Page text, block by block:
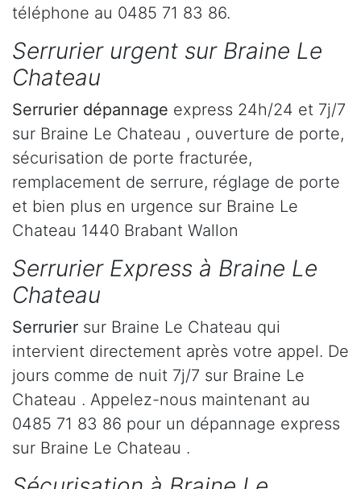
téléphone au 0485 71 83 86.
Serrurier urgent sur Braine Le
Chateau
Serrurier dépannage express 24h/24 et 7j/7
sur Braine Le Chateau , ouverture de porte,
sécurisation de porte fracturée,
remplacement de serrure, réglage de porte
et bien plus en urgence sur Braine Le
Chateau 1440 Brabant Wallon
Serrurier Express à Braine Le
Chateau
Serrurier sur Braine Le Chateau qui
intervient directement après votre appel. De
jours comme de nuit 7j/7 sur Braine Le
Chateau . Appelez-nous maintenant au
0485 71 83 86 pour un dépannage express
sur Braine Le Chateau .